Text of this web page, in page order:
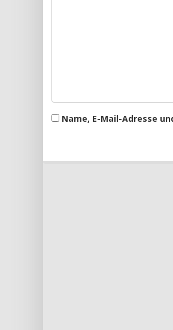
Name, E-Mail-Adresse